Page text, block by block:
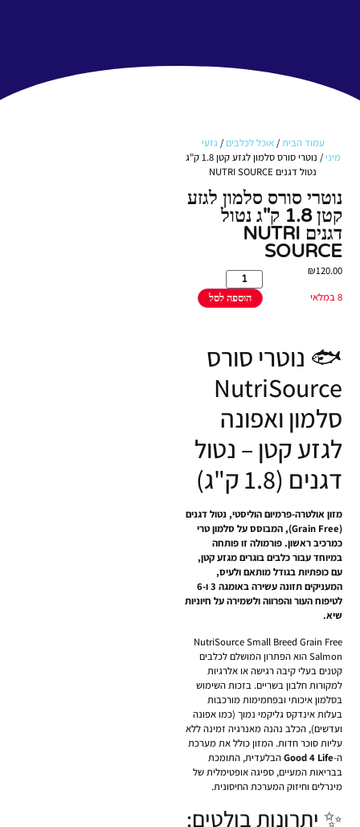
עמוד הבית/אוכל לכלבים /גזעי
מיני
/ נוטרי סורס סלמון לגזע קטן 1.8 ק"ג
נטול דגנים NUTRI SOURCE
נוטרי סורס סלמון לגזע
קטן 1.8 ק"ג נטול
דגנים NUTRI
SOURCE
₪120.00
8 במלאי
הוספה לסל
🐟 נוטרי סורס
NutriSource
סלמון ואפונה
לגזע קטן – נטול
דגנים (1.8 ק"ג)
מזון אולטרה-פרמיום הוליסטי, נטול דגנים
(Grain Free), המבוסס על סלמון טרי
כמרכיב ראשון. פורמולה זו פותחה
במיוחד עבור כלבים בוגרים מגזע קטן,
עם כופתיות בגודל מותאם ולעיס,
המעניקים תזונה עשירה באומגה 3 ו-6
לטיפוח העור והפרווה ולשמירה על חיוניות
שיא.
NutriSource Small Breed Grain Free
Salmon הוא הפתרון המושלם לכלבים
קטנים בעלי קיבה רגישה או אלרגיות
למקורות חלבון בשריים. בזכות השימוש
בסלמון איכותי ובפחמימות מורכבות
בעלות אינדקס גליקמי נמוך (כמו אפונה
ועדשים), הכלב נהנה מאנרגיה זמינה ללא
עליות סוכר חדות. המזון כולל את מערכת
ה-Good 4 Lifeהבלעדית, התומכת
בבריאות המעיים, ספיגה אופטימלית של
מינרלים וחיזוק המערכת החיסונית.
✨ יתרונות בולטים: